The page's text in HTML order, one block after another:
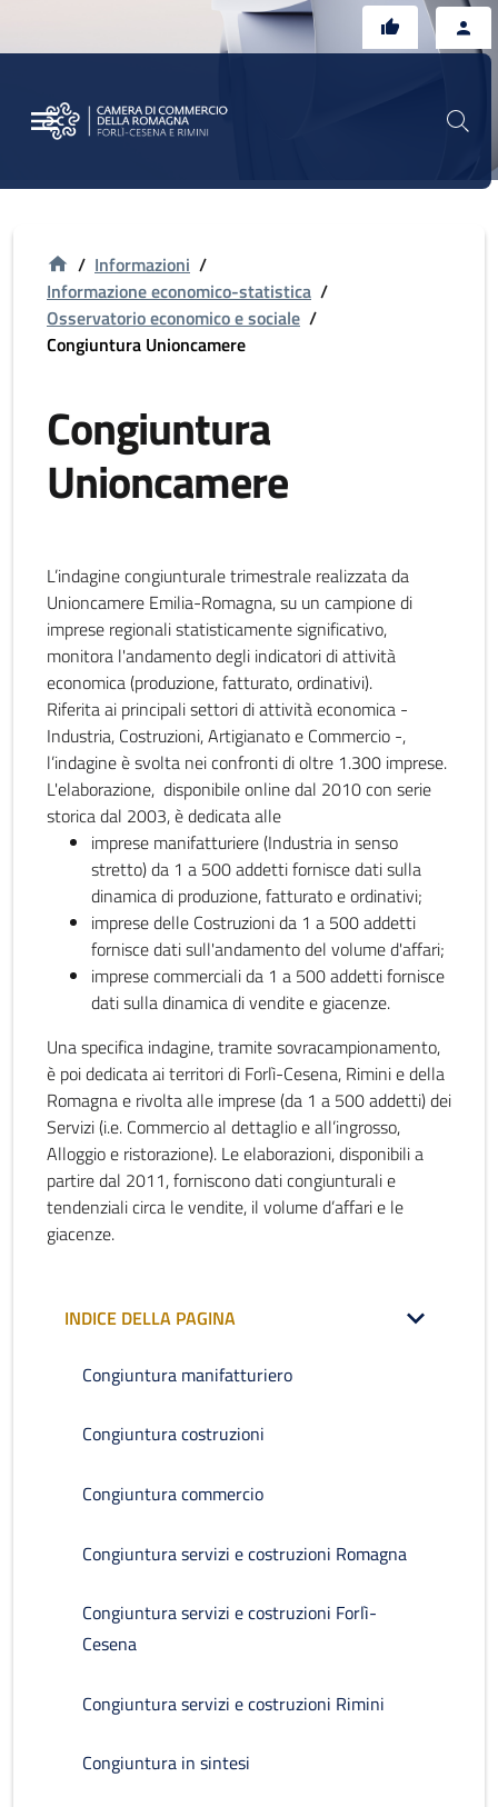
/ Informazioni /
Informazione economico-statistica /
Osservatorio economico e sociale /
Congiuntura Unioncamere
Congiuntura
Unioncamere
L’indagine congiunturale trimestrale realizzata da
Unioncamere Emilia-Romagna, su un campione di
imprese regionali statisticamente significativo,
monitora l'andamento degli indicatori di attività
economica (produzione, fatturato, ordinativi).
Riferita ai principali settori di attività economica -
Industria, Costruzioni, Artigianato e Commercio -,
l’indagine è svolta nei confronti di oltre 1.300 imprese.
L'elaborazione, disponibile online dal 2010 con serie
storica dal 2003, è dedicata alle
imprese manifatturiere (Industria in senso
stretto) da 1 a 500 addetti fornisce dati sulla
dinamica di produzione, fatturato e ordinativi;
imprese delle Costruzioni da 1 a 500 addetti
fornisce dati sull'andamento del volume d'affari;
imprese commerciali da 1 a 500 addetti fornisce
dati sulla dinamica di vendite e giacenze.
Una specifica indagine, tramite sovracampionamento,
è poi dedicata ai territori di Forlì-Cesena, Rimini e della
Romagna e rivolta alle imprese (da 1 a 500 addetti) dei
Servizi (i.e. Commercio al dettaglio e all’ingrosso,
Alloggio e ristorazione). Le elaborazioni, disponibili a
partire dal 2011, forniscono dati congiunturali e
tendenziali circa le vendite, il volume d’affari e le
giacenze.
INDICE DELLA PAGINA
Congiuntura manifatturiero
Congiuntura costruzioni
Congiuntura commercio
Congiuntura servizi e costruzioni Romagna
Congiuntura servizi e costruzioni Forlì-
Cesena
Congiuntura servizi e costruzioni Rimini
Congiuntura in sintesi